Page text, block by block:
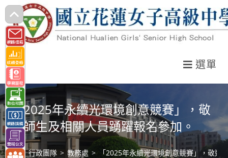
跳
轉
至
主
要
內
容
選單
「2025年永續光環境創意競賽」，敬
邀師生及相關人員踴躍報名參加。
> 行政團隊 > 教務處 > 「2025年永續光環境創意競賽」，敬邀